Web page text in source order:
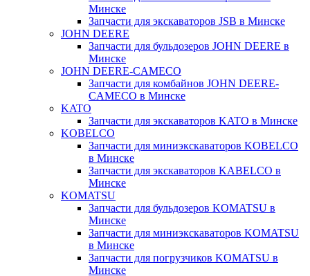
Минске
Запчасти для экскаваторов JSB в Минске
JOHN DEERE
Запчасти для бульдозеров JOHN DEERE в
Минске
JOHN DEERE-CAMECO
Запчасти для комбайнов JOHN DEERE-
CAMECO в Минске
KATO
Запчасти для экскаваторов KATO в Минске
KOBELCO
Запчасти для миниэкскаваторов KOBELCO
в Минске
Запчасти для экскаваторов KABELCO в
Минске
KOMATSU
Запчасти для бульдозеров KOMATSU в
Минске
Запчасти для миниэкскаваторов KOMATSU
в Минске
Запчасти для погрузчиков KOMATSU в
Минске